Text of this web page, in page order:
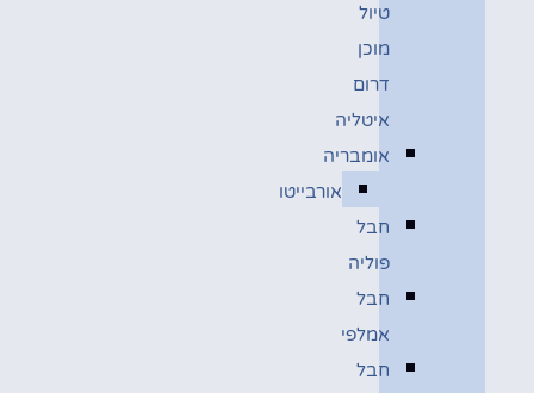
טיול
מוכן
דרום
איטליה
אומבריה
אורבייטו
חבל
פוליה
חבל
אמלפי
חבל